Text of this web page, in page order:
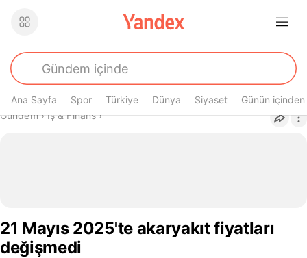
Ana Sayfa Spor Türkiye Dünya Siyaset Günün içinden
Buradasın
Gündem› İş & Finans›
21 Mayıs 2025'te akaryakıt fiyatları
değişmedi